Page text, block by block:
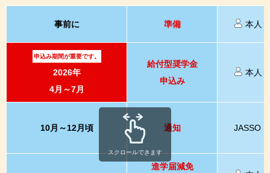
事前に 準備 本人
申込み期間が重要です。
2026年
4月～7月
給付型奨学金
申込み
本人
10月～12月頃 通知 JASSO
進学届減免
スクロールできます